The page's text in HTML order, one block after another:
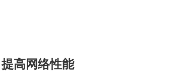
提高网络性能